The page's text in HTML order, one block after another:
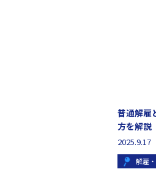
普通解雇
方を解説
2025.9.17
解雇